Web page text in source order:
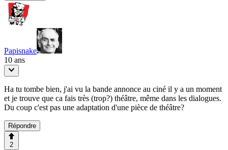
Papisnake
10 ans
Ha tu tombe bien, j'ai vu la bande annonce au ciné il y a un moment
et je trouve que ca fais très (trop?) théâtre, même dans les dialogues.
Du coup c'est pas une adaptation d'une pièce de théâtre?
Répondre
2